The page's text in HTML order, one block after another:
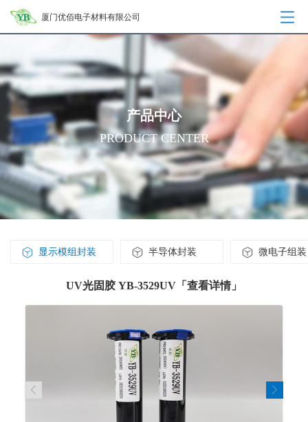
厦门优佰电子材料有限公司
产品中心
PRODUCT CENTER
显示模组封装 半导体封装 微电子组装
UV光固胶 YB-3529UV「查看详情」